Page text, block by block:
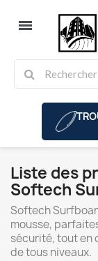
Liste des
Softech
Softech
mousse,
sécurité, tout en
de tous niveaux.